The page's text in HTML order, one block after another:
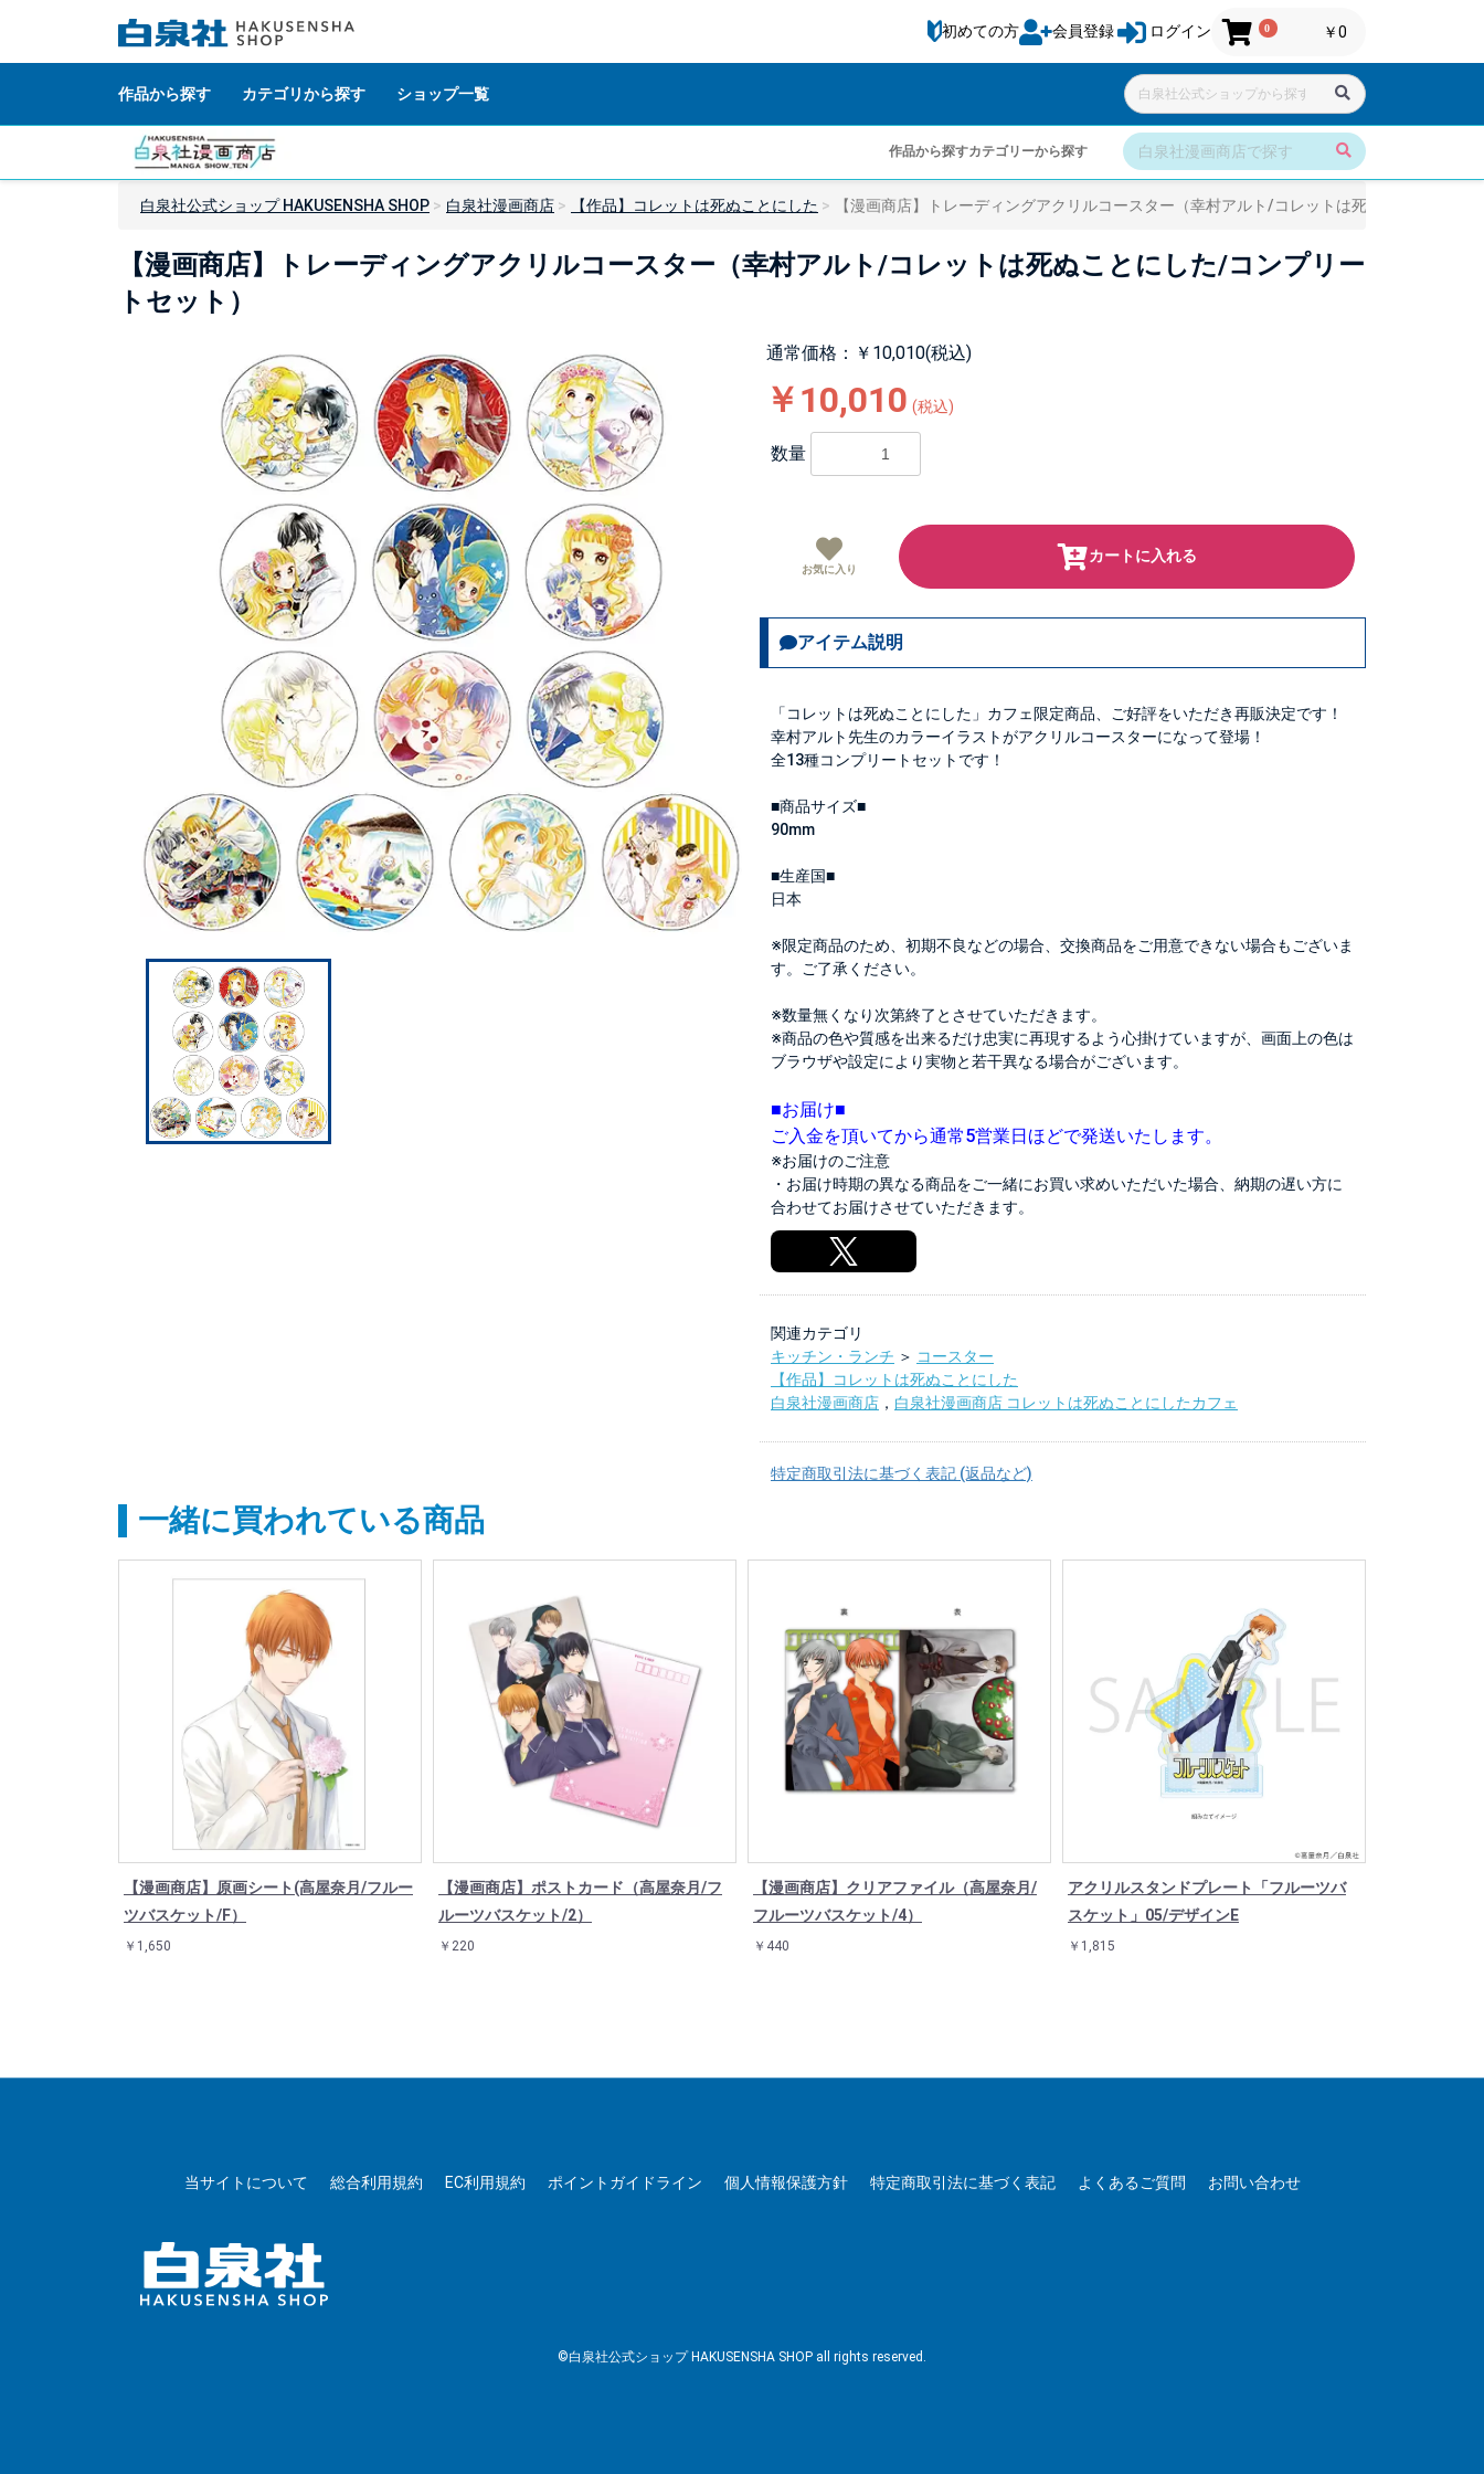
初めての方 会員登録 ログイン 0 ￥0
作品から探す カテゴリから探す ショップ一覧
作品から探すカテゴリーから探す
白泉社公式ショップ HAKUSENSHA SHOP 白泉社漫画商店 【作品】コレットは死ぬことにした 【漫画商店】トレーディングアクリルコースター（幸村アルト/コレットは死ぬことにした/
【漫画商店】トレーディングアクリルコースター（幸村アルト/コレットは死ぬことにした/コンプリー
トセット）
通常価格：￥10,010(税込)
￥10,010 (税込)
お気に入り
カートに入れる
数量
アイテム説明
「コレットは死ぬことにした」カフェ限定商品、ご好評をいただき再販決定です！
幸村アルト先生のカラーイラストがアクリルコースターになって登場！
全13種コンプリートセットです！
■商品サイズ■
90mm
■生産国■
日本
※限定商品のため、初期不良などの場合、交換商品をご用意できない場合もございま
す。ご了承ください。
※数量無くなり次第終了とさせていただきます。
※商品の色や質感を出来るだけ忠実に再現するよう心掛けていますが、画面上の色は
ブラウザや設定により実物と若干異なる場合がございます。
■お届け■
ご入金を頂いてから通常5営業日ほどで発送いたします。
※お届けのご注意
・お届け時期の異なる商品をご一緒にお買い求めいただいた場合、納期の遅い方に
合わせてお届けさせていただきます。
関連カテゴリ
キッチン・ランチ ＞ コースター
【作品】コレットは死ぬことにした
白泉社漫画商店 ， 白泉社漫画商店 コレットは死ぬことにしたカフェ
特定商取引法に基づく表記 (返品など)
一緒に買われている商品
【漫画商店】原画シート(高屋奈月/フルー
ツバスケット/F）
￥1,650
【漫画商店】ポストカード（高屋奈月/フ
ルーツバスケット/2）
￥220
【漫画商店】クリアファイル（高屋奈月/
フルーツバスケット/4）
￥440
アクリルスタンドプレート「フルーツバ
スケット」05/デザインE
￥1,815
当サイトについて 総合利用規約 EC利用規約 ポイントガイドライン 個人情報保護方針 特定商取引法に基づく表記 よくあるご質問 お問い合わせ
©白泉社公式ショップ HAKUSENSHA SHOP all rights reserved.